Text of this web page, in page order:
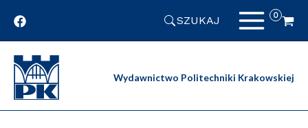
SZUKAJ
Wydawnictwo Politechniki Krakowskiej